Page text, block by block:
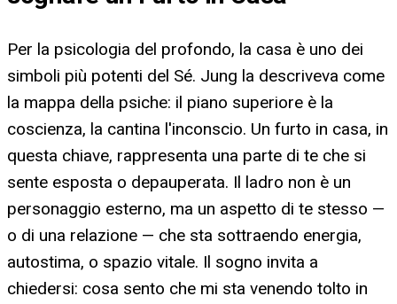
Per la psicologia del profondo, la casa è uno dei
simboli più potenti del Sé. Jung la descriveva come
la mappa della psiche: il piano superiore è la
coscienza, la cantina l'inconscio. Un furto in casa, in
questa chiave, rappresenta una parte di te che si
sente esposta o depauperata. Il ladro non è un
personaggio esterno, ma un aspetto di te stesso —
o di una relazione — che sta sottraendo energia,
autostima, o spazio vitale. Il sogno invita a
chiedersi: cosa sento che mi sta venendo tolto in